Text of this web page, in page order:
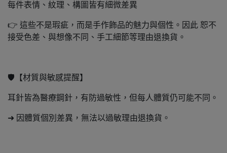
每件表情、紋理、構圖皆有細微差異
👉 這些不是瑕疵，而是手作飾品的魅力與個性。因此 恕不
接受色差、與想像不同、手工細節等理由退換貨。
🛡️【材質與敏感提醒】
耳針皆為醫療鋼針，有防過敏性，但每人體質仍可能不同。
➜ 因體質個別差異，無法以過敏理由退換貨。